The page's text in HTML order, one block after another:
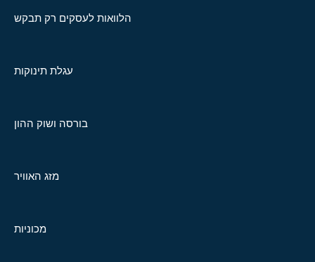
הלוואות לעסקים רק תבקש
עגלת תינוקות
בורסה ושוק ההון
מזג האוויר
מכוניות